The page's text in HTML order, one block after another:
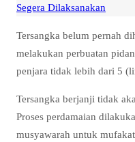
Segera Dilaksanakan
Tersangka belum pernah
melakukan perbuatan
penjara tidak lebih dari 5
Tersangka berjanji tidak
Proses perdamaian
musyawarah untuk